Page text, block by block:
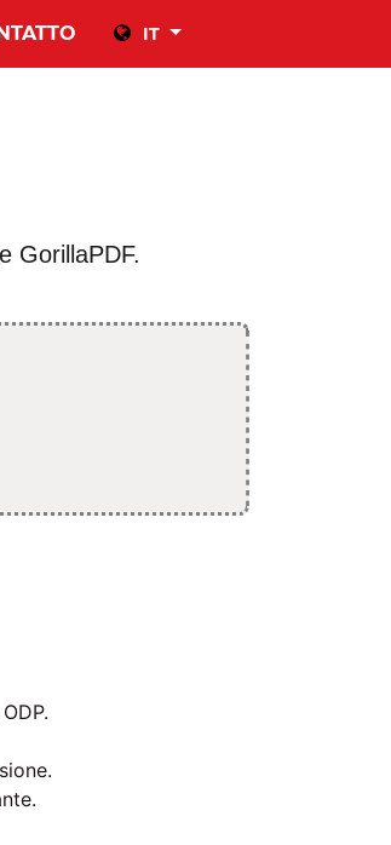
IT
GorillaPDF.